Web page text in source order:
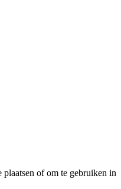
of om te gebruiken in